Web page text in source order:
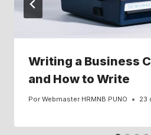
Writing a Business
and How to Write
Por Webmaster HRMNB PUNO 23